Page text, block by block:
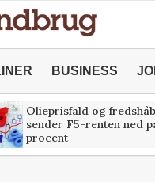
BUSINESS
Olieprisfald og fredshåb
sender F5-renten ned
procent